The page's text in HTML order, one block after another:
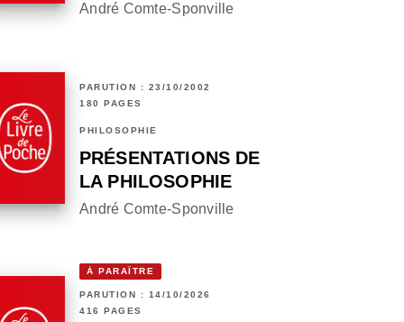
André Comte-Sponville
PARUTION : 23/10/2002
180 PAGES
PHILOSOPHIE
PRÉSENTATIONS DE
LA PHILOSOPHIE
André Comte-Sponville
À PARAÎTRE
PARUTION : 14/10/2026
416 PAGES